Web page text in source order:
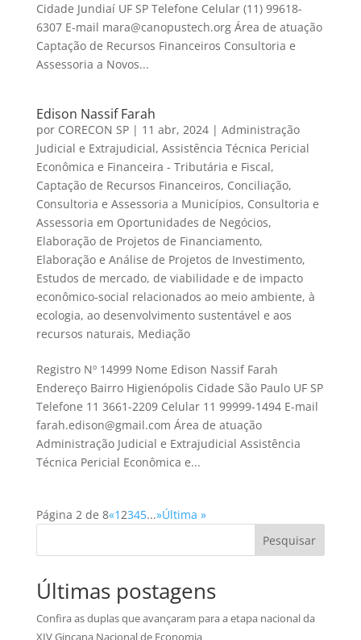
Cidade Jundiaí UF SP Telefone Celular (11) 99618-
6307 E-mail mara@canopustech.org Área de atuação
Captação de Recursos Financeiros Consultoria e
Assessoria a Novos...
Edison Nassif Farah
por CORECON SP| 11 abr, 2024| Administração
Judicial e Extrajudicial, Assistência Técnica Pericial
Econômica e Financeira - Tributária e Fiscal,
Captação de Recursos Financeiros, Conciliação,
Consultoria e Assessoria a Municípios, Consultoria e
Assessoria em Oportunidades de Negócios,
Elaboração de Projetos de Financiamento,
Elaboração e Análise de Projetos de Investimento,
Estudos de mercado, de viabilidade e de impacto
econômico-social relacionados ao meio ambiente, à
ecologia, ao desenvolvimento sustentável e aos
recursos naturais, Mediação
Registro Nº 14999 Nome Edison Nassif Farah
Endereço Bairro Higienópolis Cidade São Paulo UF SP
Telefone 11 3661-2209 Celular 11 99999-1494 E-mail
farah.edison@gmail.com Área de atuação
Administração Judicial e Extrajudicial Assistência
Técnica Pericial Econômica e...
Página 2 de 8«12345...»Última »
Pesquisar
Últimas postagens
Confira as duplas que avançaram para a etapa nacional da
XIV Gincana Nacional de Economia